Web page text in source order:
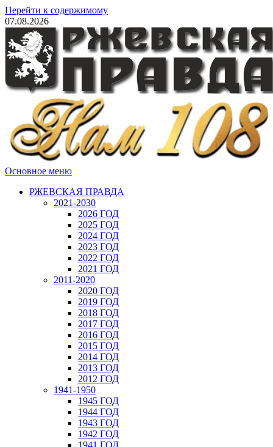
Перейти к содержимому
07.08.2026
Основное меню
РЖЕВСКАЯ ПРАВДА
2021-2030
2026 ГОД
2025 ГОД
2024 ГОД
2023 ГОД
2022 ГОД
2021 ГОД
2011-2020
2020 ГОД
2019 ГОД
2018 ГОД
2017 ГОД
2016 ГОД
2015 ГОД
2014 ГОД
2013 ГОД
2012 ГОД
1941-1950
1945 ГОД
1944 ГОД
1943 ГОД
1942 ГОД
1941 ГОД